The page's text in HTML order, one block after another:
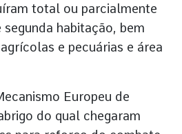
total ou parcialmente
habitação, bem
e pecuárias e área
Europeu de
do qual chegaram